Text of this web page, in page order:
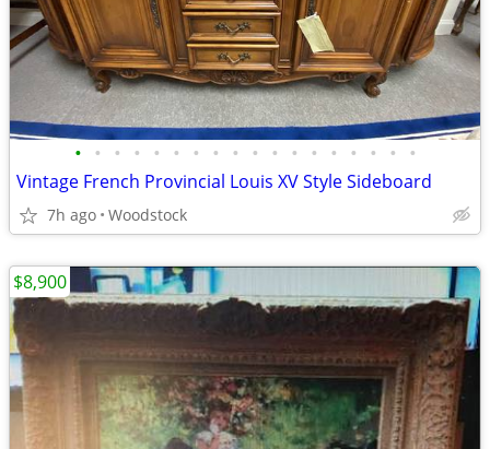
• • • • • • • • • • • • • • • • • •
Vintage French Provincial Louis XV Style Sideboard
7h ago Woodstock
$8,900